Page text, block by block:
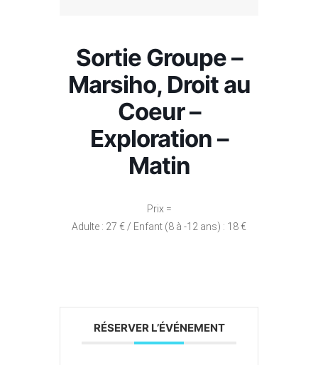
Sortie Groupe –
Marsiho, Droit au
Coeur –
Exploration –
Matin
Prix =
Adulte : 27 € / Enfant (8 à -12 ans) : 18 €
RÉSERVER L’ÉVÉNEMENT